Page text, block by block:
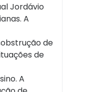
Jordávio
A
de
de
A